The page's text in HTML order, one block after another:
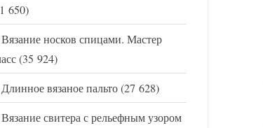
650)
Вязание носков спицами. Мастер
(35 924)
Длинное вязаное пальто(27 628)
Вязание свитера с рельефным узором